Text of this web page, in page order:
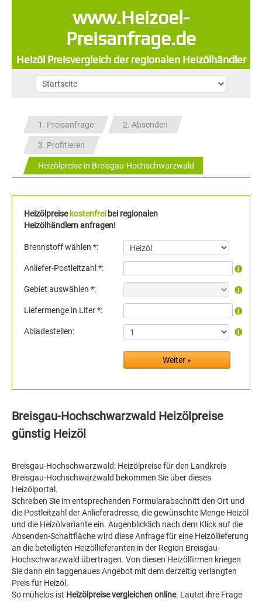
www.Heizoel-
Preisanfrage.de
Heizöl Preisvergleich der regionalen Heizölhändler
1. Preisanfrage 2. Absenden
3. Profitieren
Heizölpreise in Breisgau-Hochschwarzwald
Heizölpreise kostenfrei bei regionalen
Heizölhändlern anfragen!
Brennstoff wählen *:
Anliefer-Postleitzahl *:
Gebiet auswählen *:
Liefermenge in Liter *:
Abladestellen:
Breisgau-Hochschwarzwald Heizölpreise
günstig Heizöl
Breisgau-Hochschwarzwald: Heizölpreise für den Landkreis
Breisgau-Hochschwarzwald bekommen Sie über dieses
Heizölportal.
Schreiben Sie im entsprechenden Formularabschnitt den Ort und
die Postleitzahl der Anlieferadresse, die gewünschte Menge Heizöl
und die Heizölvariante ein. Augenblicklich nach dem Klick auf die
Absenden-Schaltfläche wird diese Anfrage für eine Heizöllieferung
an die beteiligten Heizöllieferanten in der Region Breisgau-
Hochschwarzwald übertragen. Von diesen Heizölfirmen kriegen
Sie dann ein taggenaues Angebot mit dem derzeitig verlangten
Preis für Heizöl.
So mühelos ist Heizölpreise vergleichen online. Lautet ihre Frage